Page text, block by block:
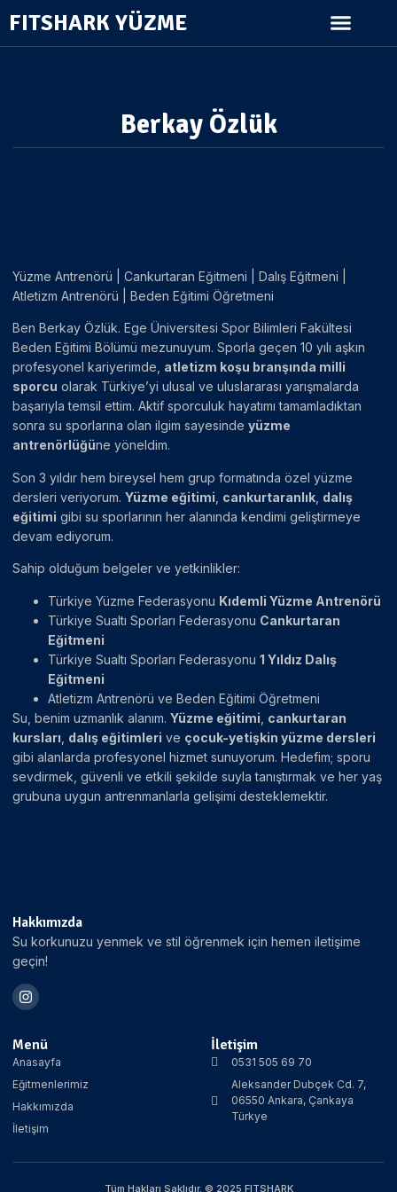
FITSHARK YÜZME
Berkay Özlük
Yüzme Antrenörü | Cankurtaran Eğitmeni | Dalış Eğitmeni |
Atletizm Antrenörü | Beden Eğitimi Öğretmeni
Ben Berkay Özlük. Ege Üniversitesi Spor Bilimleri Fakültesi
Beden Eğitimi Bölümü mezunuyum. Sporla geçen 10 yılı aşkın
profesyonel kariyerimde, atletizm koşu branşında milli
sporcu olarak Türkiye’yi ulusal ve uluslararası yarışmalarda
başarıyla temsil ettim. Aktif sporculuk hayatımı tamamladıktan
sonra su sporlarına olan ilgim sayesinde yüzme
antrenörlüğüne yöneldim.
Son 3 yıldır hem bireysel hem grup formatında özel yüzme
dersleri veriyorum. Yüzme eğitimi cankurtaranlık dalış
eğitimi gibi su sporlarının her alanında kendimi geliştirmeye
devam ediyorum.
Sahip olduğum belgeler ve yetkinlikler:
Türkiye Yüzme Federasyonu Kıdemli Yüzme Antrenörü
Türkiye Sualtı Sporları Federasyonu Cankurtaran
Eğitmeni
Türkiye Sualtı Sporları Federasyonu 1 Yıldız Dalış
Eğitmeni
Atletizm Antrenörü ve Beden Eğitimi Öğretmeni
Su, benim uzmanlık alanım. Yüzme eğitimi cankurtaran
kursları dalış eğitimleri ve çocuk-yetişkin yüzme dersleri
gibi alanlarda profesyonel hizmet sunuyorum. Hedefim; sporu
sevdirmek, güvenli ve etkili şekilde suyla tanıştırmak ve her yaş
grubuna uygun antrenmanlarla gelişimi desteklemektir.
Hakkımızda
Su korkunuzu yenmek ve stil öğrenmek için hemen iletişime
geçin!
Menü
Anasayfa
Eğitmenlerimiz
Hakkımızda
İletişim
İletişim
0531 505 69 70
Aleksander Dubçek Cd. 7,
06550 Ankara, Çankaya
Türkye
Tüm Hakları Saklıdır. © 2025 FITSHARK